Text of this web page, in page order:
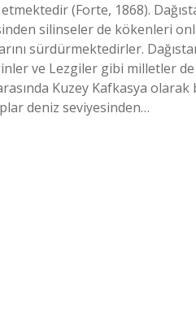
(Forte, 1868).
silinseler de kökenleri
sürdürmektedirler.
ve Lezgiler gibi milletler
Kuzey Kafkasya
deniz seviyesinden…